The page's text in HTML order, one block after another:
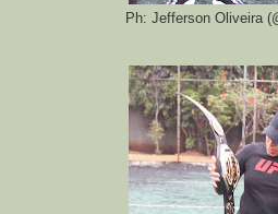
Ph: Jefferson Oliveira